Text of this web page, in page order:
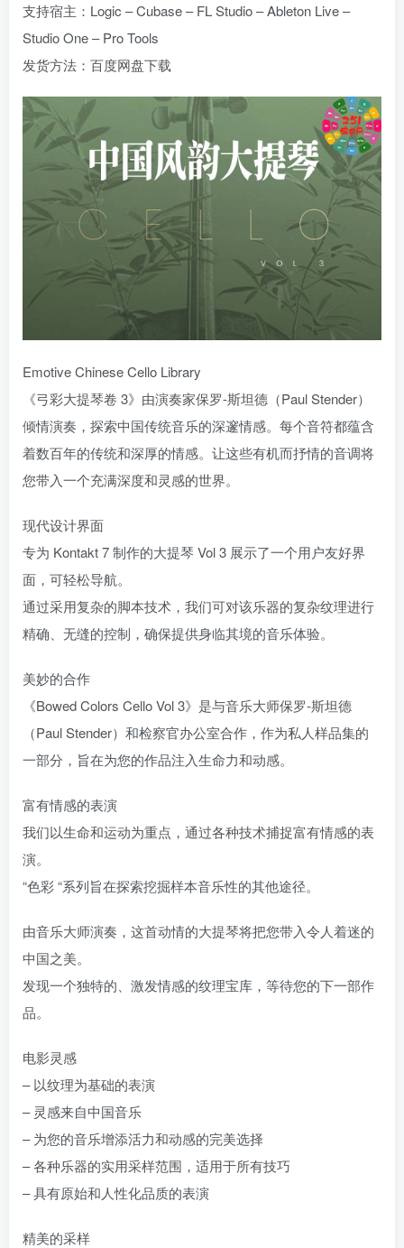
支持宿主：Logic – Cubase – FL Studio – Ableton Live –
Studio One – Pro Tools
发货方法：百度网盘下载
Emotive Chinese Cello Library
《弓彩大提琴卷 3》由演奏家保罗-斯坦德（Paul Stender）
倾情演奏，探索中国传统音乐的深邃情感。每个音符都蕴含
着数百年的传统和深厚的情感。让这些有机而抒情的音调将
您带入一个充满深度和灵感的世界。
现代设计界面
专为 Kontakt 7 制作的大提琴 Vol 3 展示了一个用户友好界
面，可轻松导航。
通过采用复杂的脚本技术，我们可对该乐器的复杂纹理进行
精确、无缝的控制，确保提供身临其境的音乐体验。
美妙的合作
《Bowed Colors Cello Vol 3》是与音乐大师保罗-斯坦德
（Paul Stender）和检察官办公室合作，作为私人样品集的
一部分，旨在为您的作品注入生命力和动感。
富有情感的表演
我们以生命和运动为重点，通过各种技术捕捉富有情感的表
演。
“色彩 “系列旨在探索挖掘样本音乐性的其他途径。
由音乐大师演奏，这首动情的大提琴将把您带入令人着迷的
中国之美。
发现一个独特的、激发情感的纹理宝库，等待您的下一部作
品。
电影灵感
– 以纹理为基础的表演
– 灵感来自中国音乐
– 为您的音乐增添活力和动感的完美选择
– 各种乐器的实用采样范围，适用于所有技巧
– 具有原始和人性化品质的表演
精美的采样